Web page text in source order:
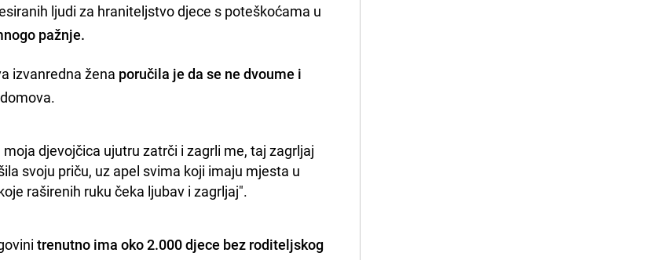
ljudi za hraniteljstvo djece s poteškoćama u
pažnje.
izvanredna žena poručila je da se ne dvoume i
djevojčica ujutru zatrči i zagrli me, taj zagrljaj
svoju priču, uz apel svima koji imaju mjesta u
raširenih ruku čeka ljubav i zagrljaj".
trenutno ima oko 2.000 djece bez roditeljskog